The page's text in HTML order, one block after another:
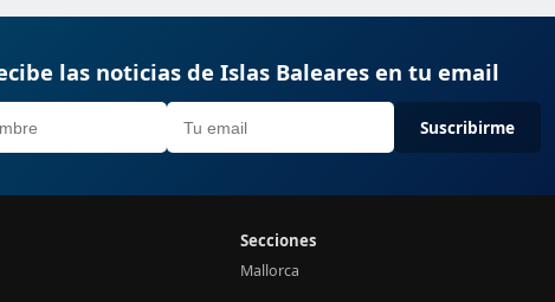
las noticias de Islas Baleares en tu email
Suscribirme
Secciones
Mallorca